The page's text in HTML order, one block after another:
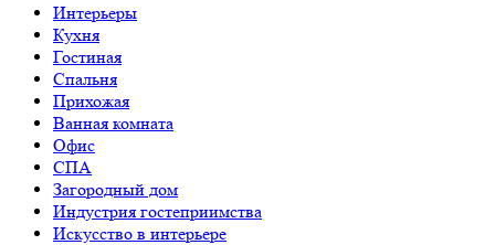
Интерьеры
Кухня
Гостиная
Спальня
Прихожая
Ванная комната
Офис
СПА
Загородный дом
Индустрия гостеприимства
Искусство в интерьере